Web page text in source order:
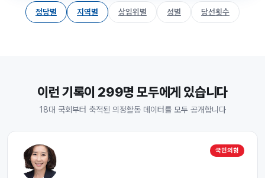
정당별 지역별 상임위별 성별 당선횟수
이런 기록이 299명 모두에게 있습니다
18대 국회부터 축적된 의정활동 데이터를 모두 공개합니다
국민의힘